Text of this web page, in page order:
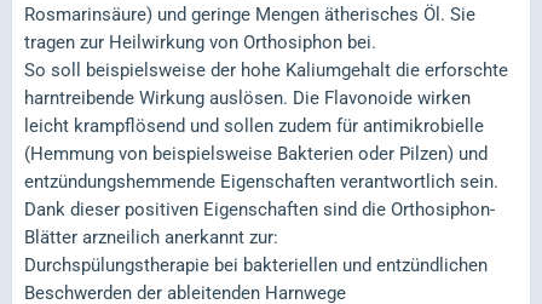
Rosmarinsäure) und geringe Mengen ätherisches Öl. Sie
tragen zur Heilwirkung von Orthosiphon bei.
So soll beispielsweise der hohe Kaliumgehalt die erforschte
harntreibende Wirkung auslösen. Die Flavonoide wirken
leicht krampflösend und sollen zudem für antimikrobielle
(Hemmung von beispielsweise Bakterien oder Pilzen) und
entzündungshemmende Eigenschaften verantwortlich sein.
Dank dieser positiven Eigenschaften sind die Orthosiphon-
Blätter arzneilich anerkannt zur:
Durchspülungstherapie bei bakteriellen und entzündlichen
Beschwerden der ableitenden Harnwege